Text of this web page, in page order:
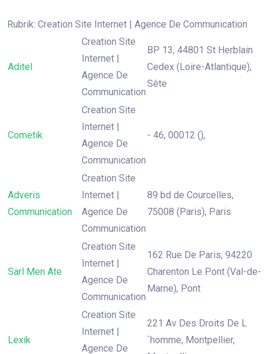
Rubrik: Creation Site Internet | Agence De Communication
Aditel
Creation Site
Internet |
Agence De
Communication
BP 13, 44801 St Herblain
Cedex (Loire-Atlantique),
Sète
Cometik
Creation Site
Internet |
Agence De
Communication
- 46, 00012 (),
Adveris
Communication
Creation Site
Internet |
Agence De
Communication
89 bd de Courcelles,
75008 (Paris), Paris
Sarl Men Ate
Creation Site
Internet |
Agence De
Communication
162 Rue De Paris, 94220
Charenton Le Pont (Val-de-
Marne), Pont
Lexik
Creation Site
Internet |
Agence De
221 Av Des Droits De L
´homme, Montpellier,